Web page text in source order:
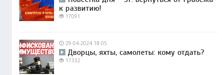
к развитию!
17091
29.04.2024 18:05
Дворцы, яхты, самолеты: кому отдать?
17332